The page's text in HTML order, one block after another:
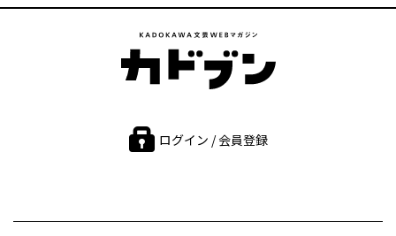
ログイン / 会員登録